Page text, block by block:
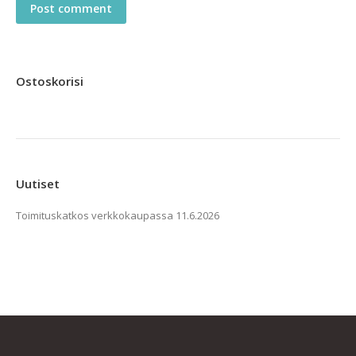
Post comment
Ostoskorisi
Uutiset
Toimituskatkos verkkokaupassa 11.6.2026